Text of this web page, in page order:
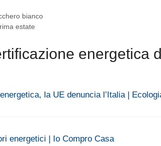
bianco
estate
energetica
la UE denuncia l’Italia |
energetici | Io Compro Casa